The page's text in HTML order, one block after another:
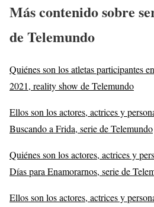
Más contenido sobre
de Telemundo
Quiénes son los atletas participantes
2021, reality show de Telemundo
Ellos son los actores, actrices y
Buscando a Frida, serie de Telemundo
Quiénes son los actores, actrices y
Días para Enamorarnos, serie de
Ellos son los actores, actrices y